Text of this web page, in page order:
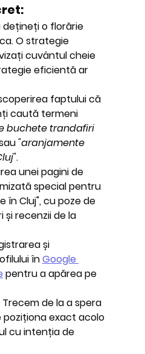
dețineți o florărie
O strategie
cuvântul cheie
eficientă ar
faptului că
caută termeni
buchete trandafiri
"aranjamente
.
unei pagini de
special pentru
în Cluj", cu poze de
recenzii de la
și
în Google
pentru a apărea pe
de la a spera
poziționa exact acolo
cu intenția de